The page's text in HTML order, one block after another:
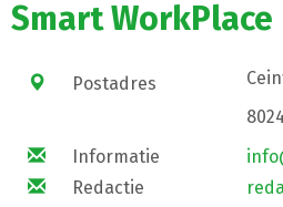
Smart WorkPlace
Postadres
Informatie
Redactie